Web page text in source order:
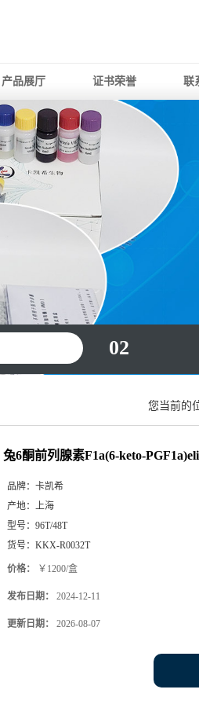
产品展厅 证书荣誉 联
02
您当前的
兔6酮前列腺素F1a(6-keto-
品牌： 卡凯希
产地： 上海
型号： 96T/48T
货号： KKX-R0032T
价格： ￥1200/盒
发布日期： 2024-12-11
更新日期： 2026-08-07